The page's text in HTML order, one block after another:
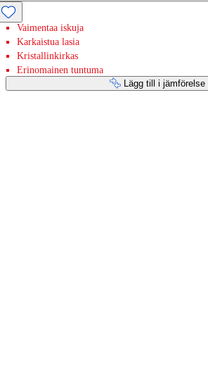
Vaimentaa iskuja
Karkaistua lasia
Kristallinkirkas
Erinomainen tuntuma
Lägg till i jämförelse